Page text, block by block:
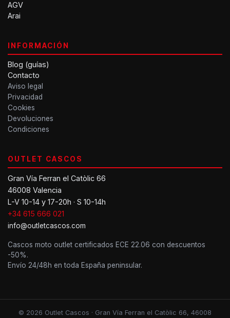
AGV
Arai
INFORMACIÓN
Blog (guías)
Contacto
Aviso legal
Privacidad
Cookies
Devoluciones
Condiciones
OUTLET CASCOS
Gran Vía Ferran el Catòlic 66
46008 Valencia
L-V 10-14 y 17-20h · S 10-14h
+34 615 666 021
info@outletcascos.com
Cascos moto outlet certificados ECE 22.06 con descuentos
-50%.
Envío 24/48h en toda España peninsular.
© 2026 Outlet Cascos · Gran Vía Ferran el Catòlic 66, 46008